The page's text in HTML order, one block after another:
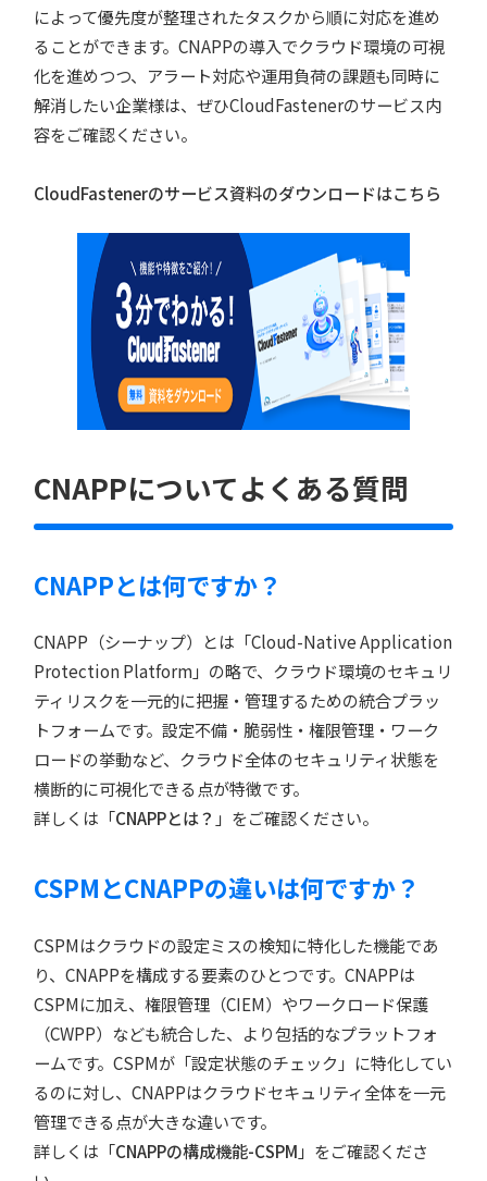
によって優先度が整理されたタスクから順に対応を進め
ることができます。CNAPPの導入でクラウド環境の可視
化を進めつつ、アラート対応や運用負荷の課題も同時に
解消したい企業様は、ぜひCloudFastenerのサービス内
容をご確認ください。
CloudFastenerのサービス資料のダウンロードはこちら
CNAPPについてよくある質問
CNAPPとは何ですか？
CNAPP（シーナップ）とは「Cloud-Native Application
Protection Platform」の略で、クラウド環境のセキュリ
ティリスクを一元的に把握・管理するための統合プラッ
トフォームです。設定不備・脆弱性・権限管理・ワーク
ロードの挙動など、クラウド全体のセキュリティ状態を
横断的に可視化できる点が特徴です。
詳しくは「CNAPPとは？ 」をご確認ください。
CSPMとCNAPPの違いは何ですか？
CSPMはクラウドの設定ミスの検知に特化した機能であ
り、CNAPPを構成する要素のひとつです。CNAPPは
CSPMに加え、権限管理（CIEM）やワークロード保護
（CWPP）なども統合した、より包括的なプラットフォ
ームです。CSPMが「設定状態のチェック」に特化してい
るのに対し、CNAPPはクラウドセキュリティ全体を一元
管理できる点が大きな違いです。
詳しくは「CNAPPの構成機能-CSPM 」をご確認くださ